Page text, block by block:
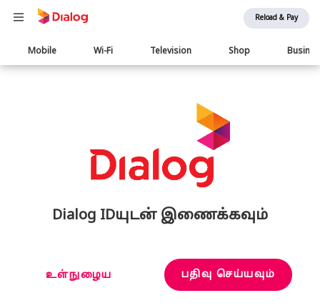
Reload & Pay
Main
navigation
Mobile Wi-Fi Television Shop
Dialog IDயுடன் இணைக்கவும்
உள்நுழைய பதிவு செய்யவும்